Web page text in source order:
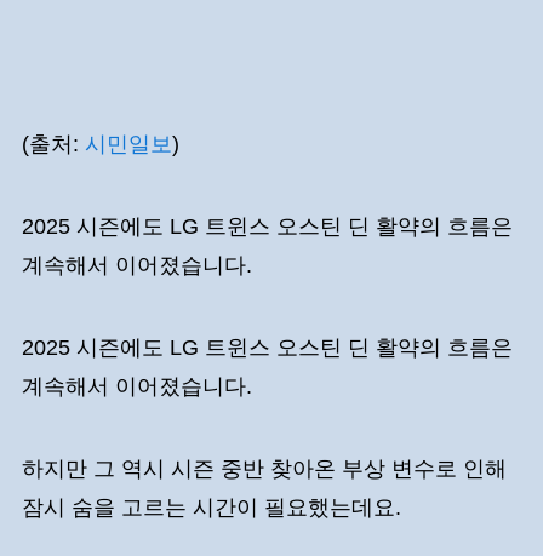
(출처: 시민일보)
2025 시즌에도 LG 트윈스 오스틴 딘 활약의 흐름은
계속해서 이어졌습니다.
2025 시즌에도 LG 트윈스 오스틴 딘 활약의 흐름은
계속해서 이어졌습니다.
하지만 그 역시 시즌 중반 찾아온 부상 변수로 인해
잠시 숨을 고르는 시간이 필요했는데요.